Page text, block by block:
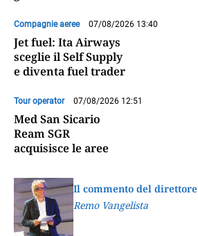
Compagnie aeree 07/08/2026 13:40
Jet fuel: Ita Airways
sceglie il Self Supply
e diventa fuel trader
Tour operator 07/08/2026 12:51
Med San Sicario
Ream SGR
acquisisce le aree
Il commento del direttore
Remo Vangelista